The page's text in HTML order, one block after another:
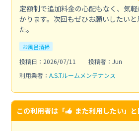
定額制で追加料金の心配もなく、気
かります。次回もぜひお願いしたい
た。
お風呂清掃
投稿日：2026/07/11
投稿者：Jun
利用業者： A.S.Tルームメンテナンス
この利用者は「 また利用したい」